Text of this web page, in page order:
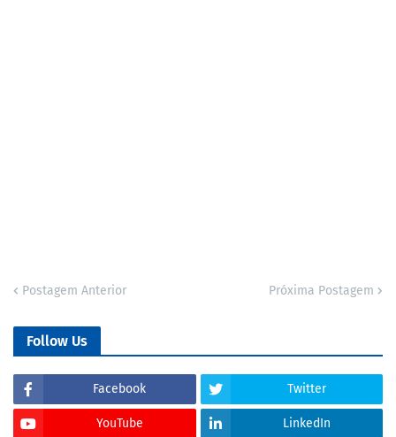
Postagem Anterior Próxima Postagem
Follow Us
Facebook Twitter
YouTube LinkedIn